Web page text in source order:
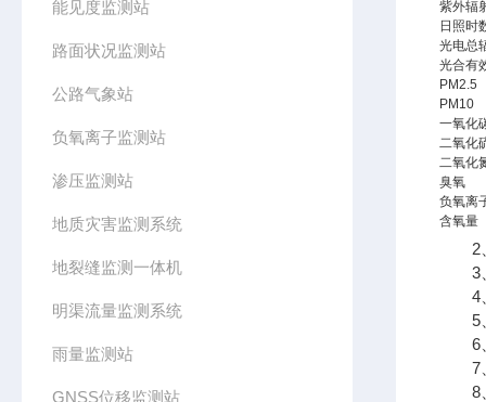
能见度监测站
路面状况监测站
公路气象站
负氧离子监测站
渗压监测站
地质灾害监测系统
地裂缝监测一体机
明渠流量监测系统
雨量监测站
GNSS位移监测站
紫外辐
日照时
光电总
光合有
PM2.5
PM10
一氧化
二氧化
二氧化
臭氧
负氧离
含氧量
2、
3、
4、
5、
6、
7、
8、